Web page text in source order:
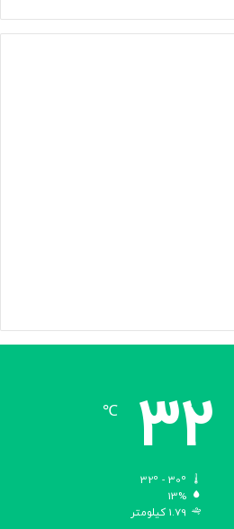
32
℃
13%
1.79 کیلومتر